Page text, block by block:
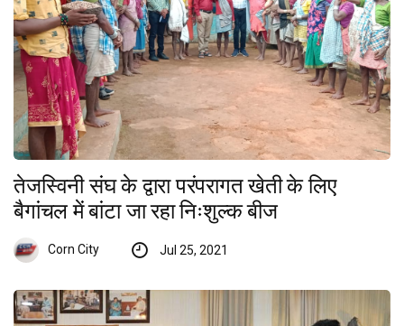
तेजस्विनी संघ के द्वारा परंपरागत खेती के लिए
बैगांचल में बांटा जा रहा निःशुल्क बीज
Corn City Jul 25, 2021